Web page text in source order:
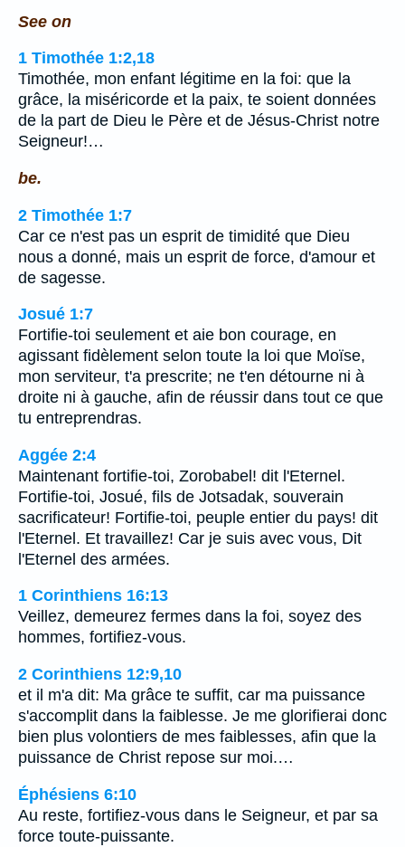
See on
1 Timothée 1:2,18
Timothée, mon enfant légitime en la foi: que la
grâce, la miséricorde et la paix, te soient données
de la part de Dieu le Père et de Jésus-Christ notre
Seigneur!…
be.
2 Timothée 1:7
Car ce n'est pas un esprit de timidité que Dieu
nous a donné, mais un esprit de force, d'amour et
de sagesse.
Josué 1:7
Fortifie-toi seulement et aie bon courage, en
agissant fidèlement selon toute la loi que Moïse,
mon serviteur, t'a prescrite; ne t'en détourne ni à
droite ni à gauche, afin de réussir dans tout ce que
tu entreprendras.
Aggée 2:4
Maintenant fortifie-toi, Zorobabel! dit l'Eternel.
Fortifie-toi, Josué, fils de Jotsadak, souverain
sacrificateur! Fortifie-toi, peuple entier du pays! dit
l'Eternel. Et travaillez! Car je suis avec vous, Dit
l'Eternel des armées.
1 Corinthiens 16:13
Veillez, demeurez fermes dans la foi, soyez des
hommes, fortifiez-vous.
2 Corinthiens 12:9,10
et il m'a dit: Ma grâce te suffit, car ma puissance
s'accomplit dans la faiblesse. Je me glorifierai donc
bien plus volontiers de mes faiblesses, afin que la
puissance de Christ repose sur moi.…
Éphésiens 6:10
Au reste, fortifiez-vous dans le Seigneur, et par sa
force toute-puissante.